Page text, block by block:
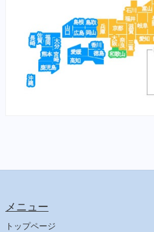
将軍
横綱
紅富士
赤富士
メニュー
トップページ